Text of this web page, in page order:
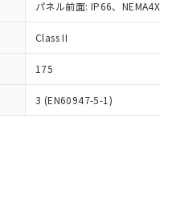
パネル前面: IP66、NEMA4X,
Class II
175
3 (EN60947-5-1)
ワーク
」をご確認
準価格結果を当社の
者に漏洩または開
いします。
部品リスト作成サー
だくには、I-Web
ています。
などにより、予定
ます。
質）のすべてが基
します。
下において有害物
境に深刻な影響を
の製造装置等に一切
第三者に販売する
および3の内容を当
す。また当社は、
に係わる関係者が違
れがある場合は、取
様のお取引先、ま
当のオムロン制御
当社販売員にご確
、また在庫状況の
いない機種